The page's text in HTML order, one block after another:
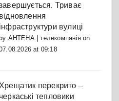
Триває
відновлення
інфраструктури вулиці
by АНТЕНА | телекомпаніяon
at 09:18
Хрещатик перекрито –
черкаські тепловики